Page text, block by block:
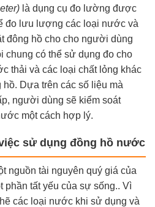
là dụng cụ đo lường được
đo lưu lượng các loại nước và
đông hồ cho cho người dùng
chung có thể sử dụng đo cho
thải và các loại chất lỏng khác
Dựa trên các số liệu mà
người dùng sẽ kiểm soát
một cách hợp lý.
sử dụng đồng hồ nước
nguồn tài nguyên quý giá của
tất yếu của sự sống.. Vì
các loại nước khi sử dụng và